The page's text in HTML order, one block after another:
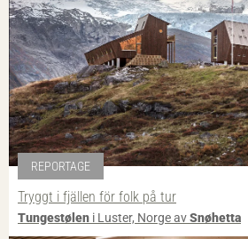
REPORTAGE
Tryggt i fjällen för folk på tur
Tungestølen i Luster, Norge avSnøhetta